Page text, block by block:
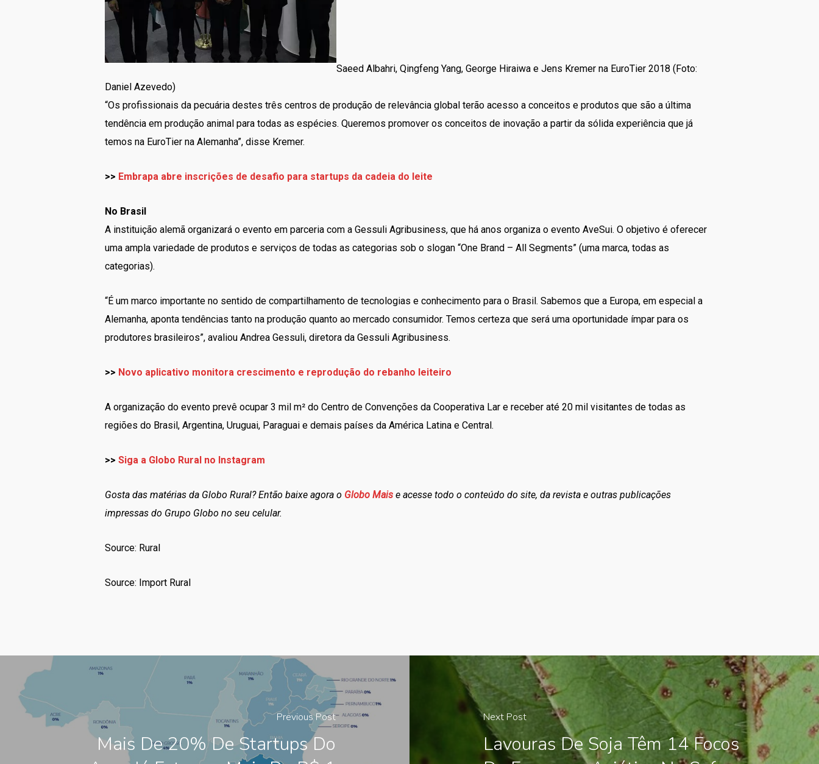
Saeed Albahri, Qingfeng Yang, George Hiraiwa e Jens Kremer na EuroTier 2018 (Foto:
Daniel Azevedo)
“Os profissionais da pecuária destes três centros de produção de relevância global terão acesso a conceitos e produtos que são a última
tendência em produção animal para todas as espécies. Queremos promover os conceitos de inovação a partir da sólida experiência que já
temos na EuroTier na Alemanha”, disse Kremer.
>> Embrapa abre inscrições de desafio para startups da cadeia do leite
No Brasil
A instituição alemã organizará o evento em parceria com a Gessuli Agribusiness, que há anos organiza o evento AveSui. O objetivo é oferecer
uma ampla variedade de produtos e serviços de todas as categorias sob o slogan “One Brand – All Segments” (uma marca, todas as
categorias).
“É um marco importante no sentido de compartilhamento de tecnologias e conhecimento para o Brasil. Sabemos que a Europa, em especial a
Alemanha, aponta tendências tanto na produção quanto ao mercado consumidor. Temos certeza que será uma oportunidade ímpar para os
produtores brasileiros”, avaliou Andrea Gessuli, diretora da Gessuli Agribusiness.
>> Novo aplicativo monitora crescimento e reprodução do rebanho leiteiro
A organização do evento prevê ocupar 3 mil m² do Centro de Convenções da Cooperativa Lar e receber até 20 mil visitantes de todas as
regiões do Brasil, Argentina, Uruguai, Paraguai e demais países da América Latina e Central.
>> Siga a Globo Rural no Instagram
Gosta das matérias da Globo Rural? Então baixe agora o Globo Mais e acesse todo o conteúdo do site, da revista e outras publicações
impressas do Grupo Globo no seu celular.
Source: Rural
Source: Import Rural
Previous Post
Mais De 20% De Startups Do
Next Post
Lavouras De Soja Têm 14 Focos